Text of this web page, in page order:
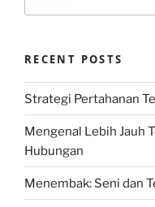
RECENT POSTS
Strategi Pertahanan
Mengenal Lebih Jauh
Hubungan
Menembak: Seni dan